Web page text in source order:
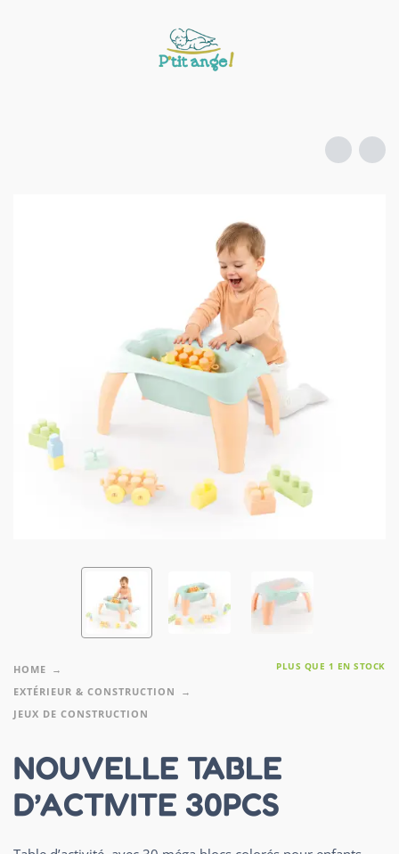
HOME
EXTÉRIEUR & CONSTRUCTION
JEUX DE CONSTRUCTION
PLUS QUE 1 EN STOCK
NOUVELLE TABLE
D’ACTIVITE 30PCS